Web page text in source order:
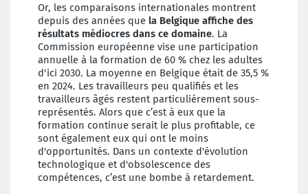
Or, les comparaisons internationales montrent
depuis des années que la Belgique affiche des
résultats médiocres dans ce domaine. La
Commission européenne vise une participation
annuelle à la formation de 60 % chez les adultes
d'ici 2030. La moyenne en Belgique était de 35,5 %
en 2024. Les travailleurs peu qualifiés et les
travailleurs âgés restent particulièrement sous-
représentés. Alors que c’est à eux que la
formation continue serait le plus profitable, ce
sont également eux qui ont le moins
d'opportunités. Dans un contexte d'évolution
technologique et d'obsolescence des
compétences, c’est une bombe à retardement.